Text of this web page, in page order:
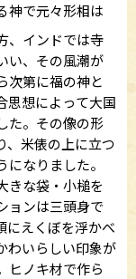
神で元々形相は
、インドでは寺
い、その風潮が
次第に福の神と
思想によって大国
た。その像の形
、米俵の上に立つ
なりました。
きな袋・小槌を
ョンは三頭身で
にえくぼを浮かべ
わいらしい印象が
ヒノキ材で作ら